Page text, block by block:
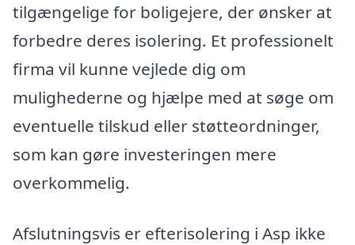
tilgængelige for boligejere, der ønsker at
forbedre deres isolering. Et professionelt
firma vil kunne vejlede dig om
mulighederne og hjælpe med at søge om
eventuelle tilskud eller støtteordninger,
som kan gøre investeringen mere
overkommelig.
Afslutningsvis er efterisolering i Asp ikke